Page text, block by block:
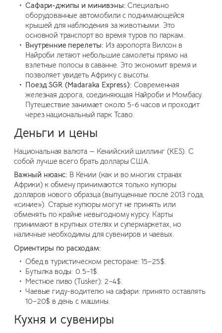
Сафари-джипы и минивэны: Специально
оборудованные автомобили с поднимающейся
крышей для наблюдения за животными. Это
основной транспорт во время туров по паркам.
Внутренние перелеты: Из аэропорта Вилсон в
Найроби летают небольшие самолеты прямо на
взлетные полосы в саванне. Это экономит время и
позволяет увидеть Африку с высоты.
Поезд SGR (Madaraka Express): Современная
железная дорога, соединяющая Найроби и Момбасу.
Путешествие занимает около 5-6 часов и проходит
через национальный парк Тсаво.
Деньги и цены
Национальная валюта — Кенийский шиллинг (KES). С
собой лучше всего брать доллары США.
Важный нюанс: В Кении (как и во многих странах
Африки) к обмену принимаются только купюры
долларов нового образца (выпущенные после 2013 года,
«синие»). Старые купюры могут не принять или
обменять по крайне невыгодному курсу. Карты
принимают в крупных отелях и супермаркетах, но
наличные необходимы для сувениров и чаевых.
Ориентиры по расходам:
Обед в туристическом ресторане: 15–25$.
Бутылка воды: 0.5–1$.
Местное пиво (Tusker): 2–4$.
Чаевые гиду-водителю на сафари: принято оставлять
10–20$ в день с машины.
Кухня и сувениры